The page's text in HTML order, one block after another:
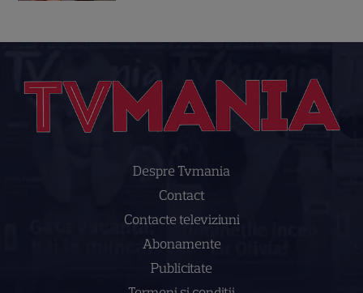
Despre Tvmania
Contact
Contacte televiziuni
Abonamente
Publicitate